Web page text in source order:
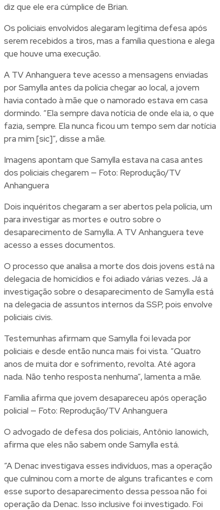
diz que ele era cúmplice de Brian.
Os policiais envolvidos alegaram legítima defesa após
serem recebidos a tiros, mas a família questiona e alega
que houve uma execução.
A TV Anhanguera teve acesso a mensagens enviadas
por Samylla antes da polícia chegar ao local, a jovem
havia contado à mãe que o namorado estava em casa
dormindo. “Ela sempre dava notícia de onde ela ia, o que
fazia, sempre. Ela nunca ficou um tempo sem dar notícia
pra mim [sic]”, disse a mãe.
Imagens apontam que Samylla estava na casa antes
dos policiais chegarem — Foto: Reprodução/TV
Anhanguera
Dois inquéritos chegaram a ser abertos pela polícia, um
para investigar as mortes e outro sobre o
desaparecimento de Samylla. A TV Anhanguera teve
acesso a esses documentos.
O processo que analisa a morte dos dois jovens está na
delegacia de homicídios e foi adiado várias vezes. Já a
investigação sobre o desaparecimento de Samylla está
na delegacia de assuntos internos da SSP, pois envolve
policiais civis.
Testemunhas afirmam que Samylla foi levada por
policiais e desde então nunca mais foi vista. “Quatro
anos de muita dor e sofrimento, revolta. Até agora
nada. Não tenho resposta nenhuma”, lamenta a mãe.
Família afirma que jovem desapareceu após operação
policial — Foto: Reprodução/TV Anhanguera
O advogado de defesa dos policiais, Antônio Ianowich,
afirma que eles não sabem onde Samylla está.
“A Denac investigava esses indivíduos, mas a operação
que culminou com a morte de alguns traficantes e com
esse suporto desaparecimento dessa pessoa não foi
operação da Denac. Isso inclusive foi investigado. Foi